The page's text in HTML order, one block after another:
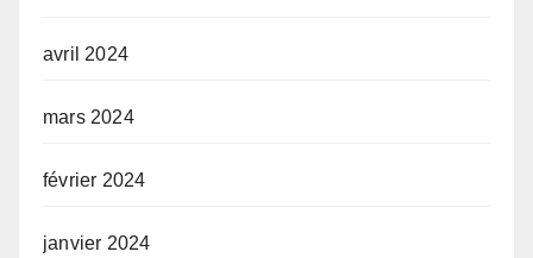
avril 2024
mars 2024
février 2024
janvier 2024